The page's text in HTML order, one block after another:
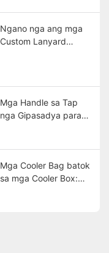
Ngano nga ang mga
Custom Lanyard
Mga Handle sa Tap
nga Gipasadya para
Mga Cooler Bag batok
sa mga Cooler Box: